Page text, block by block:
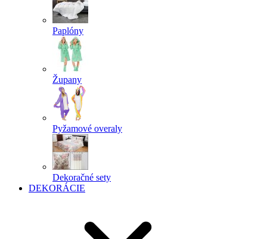
Paplóny
Župany
Pyžamové overaly
Dekoračné sety
DEKORÁCIE